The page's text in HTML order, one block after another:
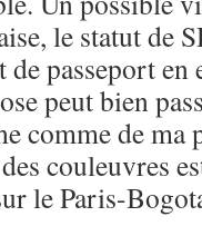
le statut de
passeport
peut bien
comme de
couleuvres
le Paris-